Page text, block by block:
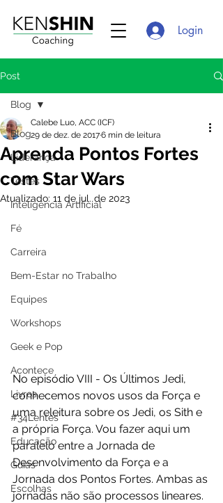
Login
Post
Blog
Liderança
Testes
Inteligência Artificial
Fé
Carreira
Bem-Estar no Trabalho
Equipes
Workshops
Geek e Pop
Acontece
Livros
#34Lentes
Educação
Guias
Escolhas
Blog
Aprenda Pontos Fortes
com Star Wars
Calebe Luo, ACC (ICF)
29 de dez. de 20176 min de leitura
Atualizado: 11 de jul. de 2023
No episódio VIII - Os Últimos Jedi,
conhecemos novos usos da Força e
uma releitura sobre os Jedi, os Sith e
a própria Força. Vou fazer aqui um
paralelo entre a Jornada de
Desenvolvimento da Força e a
Jornada dos Pontos Fortes. Ambas as
jornadas não são processos lineares.